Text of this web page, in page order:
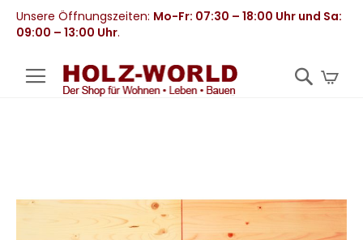
Unsere Öffnungszeiten: Mo-Fr: 07:30 – 18:00 Uhr und Sa:
09:00 – 13:00 Uhr.